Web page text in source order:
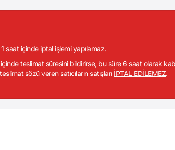
saat içinde iptal işlemi yapılamaz.
içinde teslimat süresini bildirirse, bu süre 6 saat olarak
sözü veren satıcıların satışları İPTAL EDİLEMEZ.